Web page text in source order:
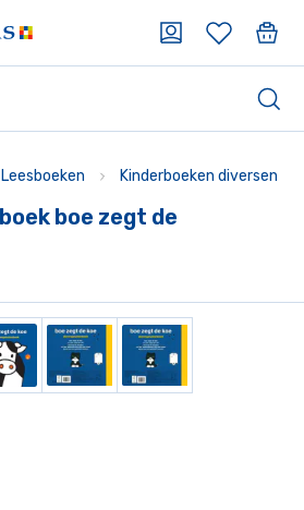
Leesboeken Kinderboeken diversen
boe zegt de